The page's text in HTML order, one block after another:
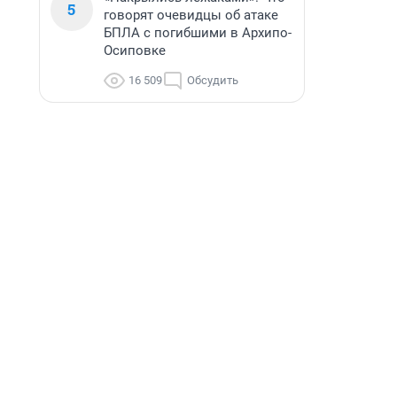
5
говорят очевидцы об атаке
БПЛА с погибшими в Архипо-
Осиповке
16 509 Обсудить